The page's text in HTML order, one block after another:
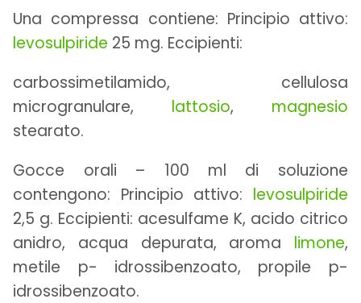
Una compressa contiene: Principio attivo:
levosulpiride 25 mg. Eccipienti:
carbossimetilamido, cellulosa
microgranulare, lattosio, magnesio
stearato.
Gocce orali – 100 ml di soluzione
contengono: Principio attivo: levosulpiride
2,5 g. Eccipienti: acesulfame K, acido citrico
anidro, acqua depurata, aroma limone,
metile p- idrossibenzoato, propile p-
idrossibenzoato.